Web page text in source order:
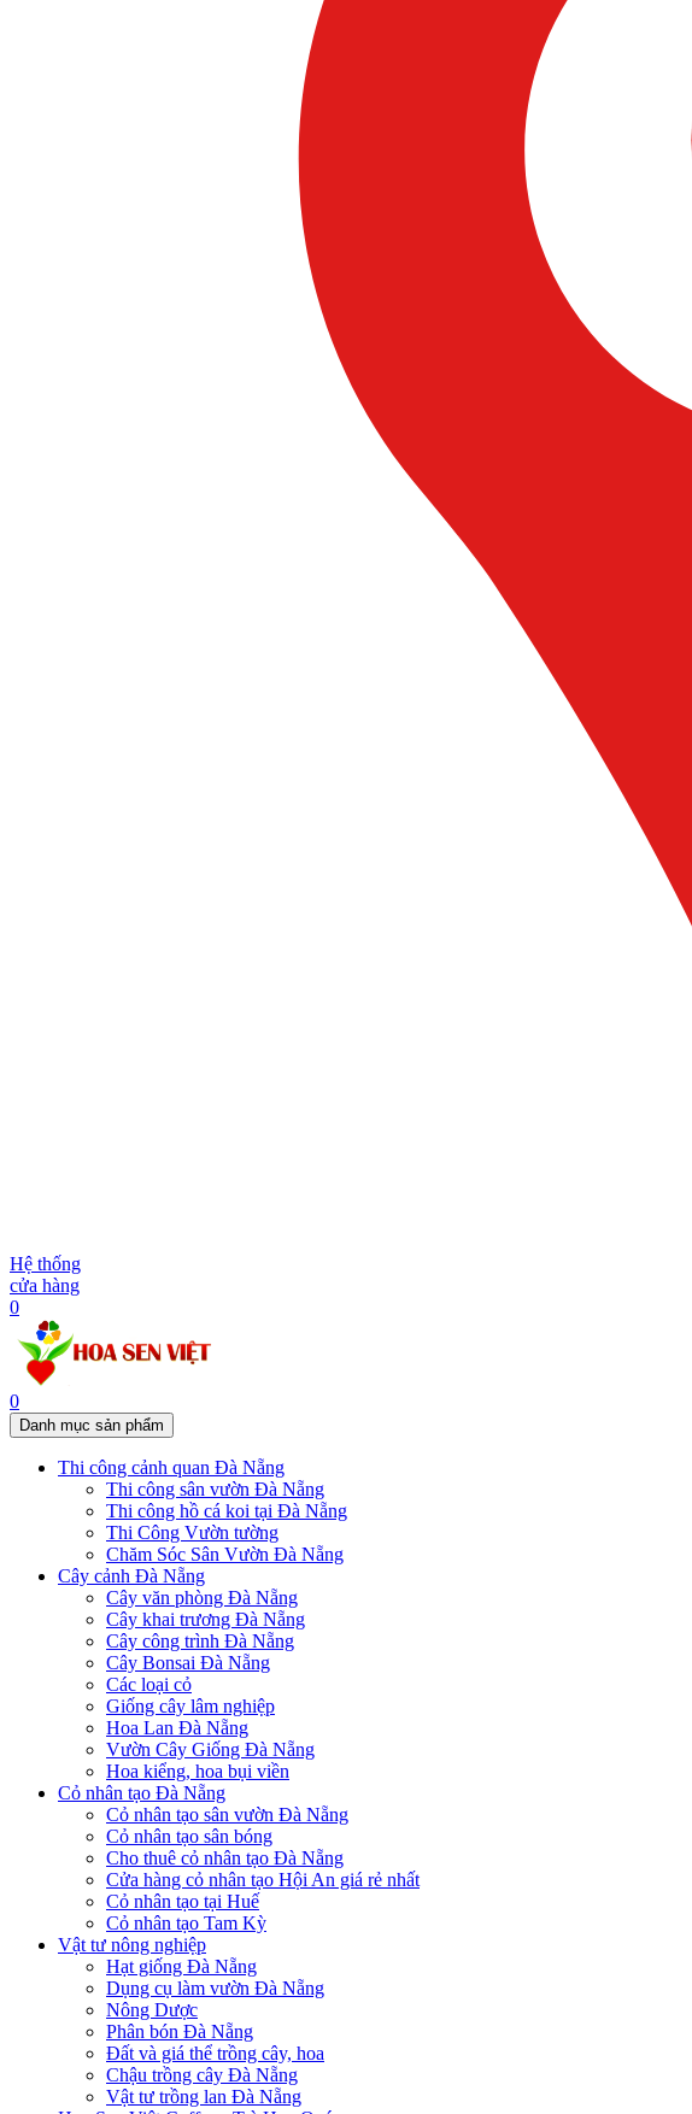
Hệ thống
cửa hàng
0
0
Danh mục sản phẩm
Thi công cảnh quan Đà Nẵng
Thi công sân vườn Đà Nẵng
Thi công hồ cá koi tại Đà Nẵng
Thi Công Vườn tường
Chăm Sóc Sân Vườn Đà Nẵng
Cây cảnh Đà Nẵng
Cây văn phòng Đà Nẵng
Cây khai trương Đà Nẵng
Cây công trình Đà Nẵng
Cây Bonsai Đà Nẵng
Các loại cỏ
Giống cây lâm nghiệp
Hoa Lan Đà Nẵng
Vườn Cây Giống Đà Nẵng
Hoa kiểng, hoa bụi viền
Cỏ nhân tạo Đà Nẵng
Cỏ nhân tạo sân vườn Đà Nẵng
Cỏ nhân tạo sân bóng
Cho thuê cỏ nhân tạo Đà Nẵng
Cửa hàng cỏ nhân tạo Hội An giá rẻ nhất
Cỏ nhân tạo tại Huế
Cỏ nhân tạo Tam Kỳ
Vật tư nông nghiệp
Hạt giống Đà Nẵng
Dụng cụ làm vườn Đà Nẵng
Nông Dược
Phân bón Đà Nẵng
Đất và giá thể trồng cây, hoa
Chậu trồng cây Đà Nẵng
Vật tư trồng lan Đà Nẵng